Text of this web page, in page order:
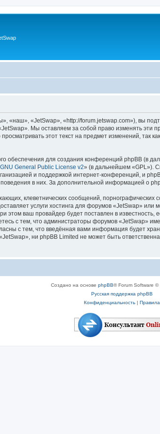
«наш», «JetSwap», «http://forum.jetswap.com»), вы
Мы оставляем за собой право изменять эти
этот текст на предмет изменений, так
обеспечения для создания конференций phpBB (в
GNU General Public License v2» (в дальнейшем «GPL»).
и поддержкой интернет-конференций, и
в них. За дополнительной информацией о
клеветнических сообщений,
услуги хостинга для форумов «JetSwap»
ваш провайдер будет поставлен в
с тем, что администраторы форумов «JetSwap»
с тем, что введённая вами информация будет
ни phpBB Limited не может быть
Создано на основе phpBB® Forum Software ©
Русская поддержка phpBB
Конфиденциальность| Правила